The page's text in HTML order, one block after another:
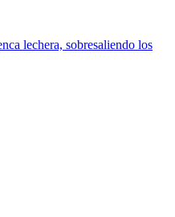
lechera, sobresaliendo los